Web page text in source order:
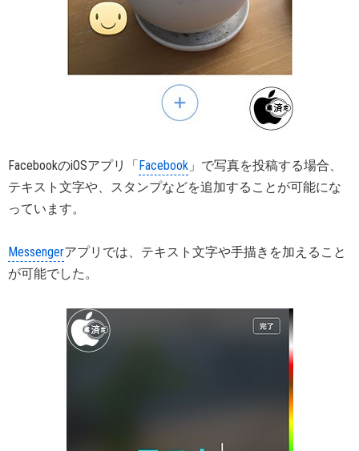
FacebookのiOSアプリ「Facebook 」で写真を投稿する場合、
テキスト文字や、スタンプなどを追加することが可能にな
っています。
Messengerアプリでは、テキスト文字や手描きを加えること
が可能でした。